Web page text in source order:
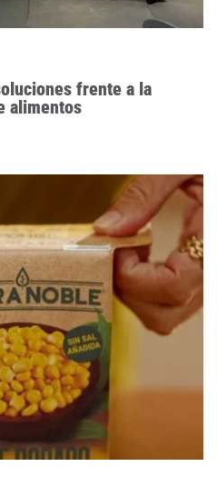
frente a la
alimentos